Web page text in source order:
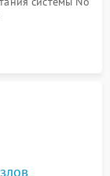
или замена